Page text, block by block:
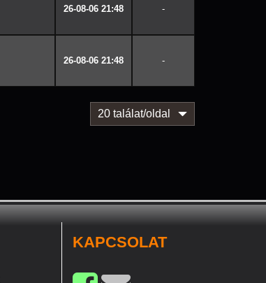
26-08-06 21:48 -
26-08-06 21:48 -
20 találat/oldal
KAPCSOLAT